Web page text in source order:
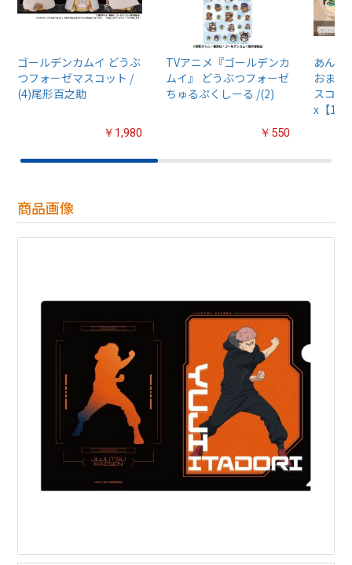
ゴールデンカムイ どうぶ
つフォーゼマスコット /
(4)尾形百之助
￥1,980
TVアニメ『ゴールデンカ
ムイ』 どうぶつフォーゼ
ちゅるぷくしーる /(2)
￥550
あんさ
おまん
スコッ
x【
商品画像